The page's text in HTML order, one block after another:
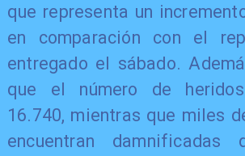
que representa un
en comparación con el
entregado el sábado.
que el número de
16.740, mientras que miles
encuentran